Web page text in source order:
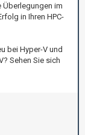
Überlegungen im
in Ihren HPC-
bei Hyper-V und
Sehen Sie sich